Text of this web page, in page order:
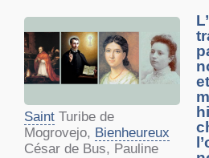
Saint Turibe de
Mogrovejo, Bienheureux
César de Bus, Pauline